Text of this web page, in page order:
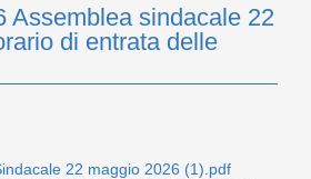
Assemblea sindacale 22
di entrata delle
22 maggio 2026 (1).pdf